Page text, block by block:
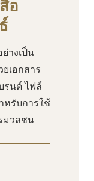
อ
างเป็น
เอกสาร
รนด์ ไฟล์
หรับการใช้
มวลชน